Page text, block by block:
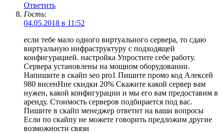
Ответить
Гость:
04.05.2018 в 11:52
если тебе мало одного виртуального сервера, то сдаю
виртуальную инфраструктуру с подходящей
конфигурацией. настройка Упростите себе работу.
Сервера установлены на мощном оборудовании.
Напишите в скайп seo pro1 Пишите промо код Алексей
980 висенНие скидки 20% Скажите какой сервер вам
нужен, какой конфигурации и мы его вам предоставим в
аренду. Стоимость серверов подбирается под вас.
Пишите в скайп менеджер ответит на ваши вопросы
Если по скайпу не можете говорить предложим другие
возможности связи